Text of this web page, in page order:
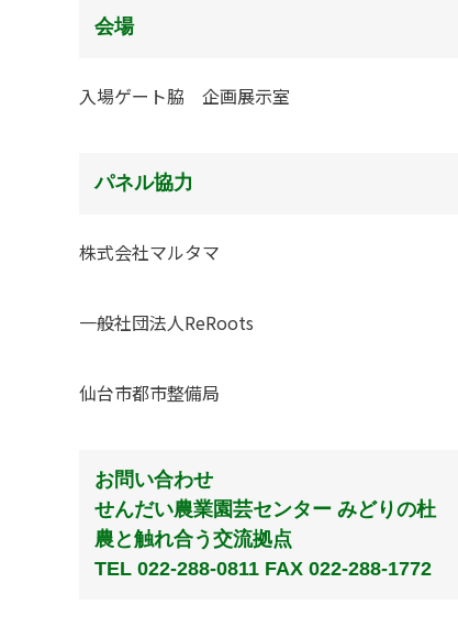
会場
入場ゲート脇 企画展示室
パネル協力
株式会社マルタマ
一般社団法人ReRoots
仙台市都市整備局
お問い合わせ
せんだい農業園芸センター みどりの杜
農と触れ合う交流拠点
TEL 022-288-0811 FAX 022-288-1772